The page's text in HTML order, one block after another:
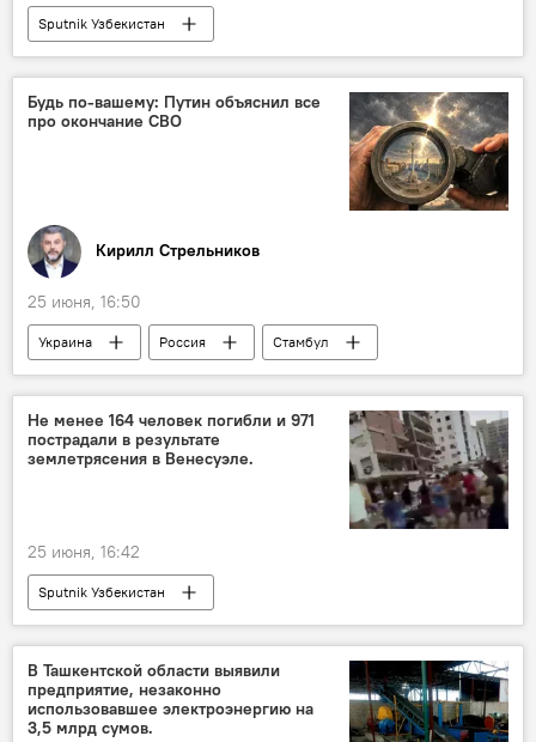
Sputnik Узбекистан
Будь по-вашему: Путин объяснил все
про окончание СВО
Кирилл Стрельников
25 июня, 16:50
Украина Россия
Стамбул
Владимир Путин
НАТО
ВСУ
Не менее 164 человек погибли и 971
пострадали в результате
землетрясения в Венесуэле.
25 июня, 16:42
Sputnik Узбекистан
В Ташкентской области выявили
предприятие, незаконно
использовавшее электроэнергию на
3,5 млрд сумов.